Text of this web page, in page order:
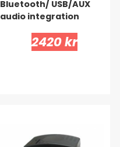
Bluetooth/ USB/AUX
audio integration
2420 kr